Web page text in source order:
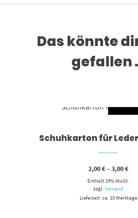
Das könnte
gefallen
Dieses Produkt weist mehrere Varianten auf. Die Optionen können auf der Produktseite gewählt werden
Schuhkarton für
2,00€–3,00€
bis
Enthält 19% MwSt.
zzgl.Versand
Lieferzeit: ca. 10 Werktage